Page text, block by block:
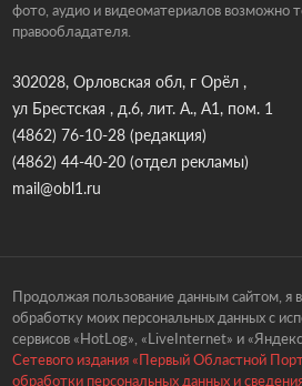
фото, аудио и видеоматериалов возможно
правообладателя.
302028, Орловская обл, г Орёл ,
ул Брестская , д.6, лит. А., А1, пом. 1
(4862) 76-10-28(редакция)
(4862) 44-40-20(отдел рекламы)
mail@obl1.ru
Продолжая пользование данным сайтом, я
обработку моих персональных данных с
сервисов «HotLog», «LiveInternet» и
Сетевого издания «Первый Областной
обработки персональных данных и